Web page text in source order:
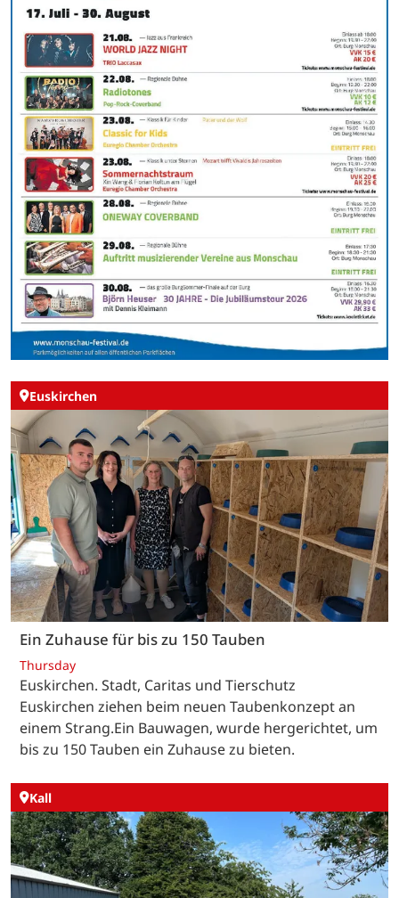
Euskirchen
Ein Zuhause für bis zu 150 Tauben
Thursday
Euskirchen. Stadt, Caritas und Tierschutz
Euskirchen ziehen beim neuen Taubenkonzept an
einem Strang.Ein Bauwagen, wurde hergerichtet, um
bis zu 150 Tauben ein Zuhause zu bieten.
Kall